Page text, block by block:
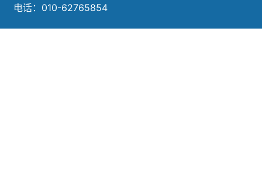
电话：010-62765854